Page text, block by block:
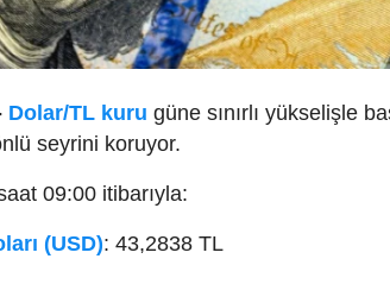
Dolar/TL kuru güne sınırlı yükselişle
seyrini koruyor.
09:00 itibarıyla:
(USD): 43,2838 TL